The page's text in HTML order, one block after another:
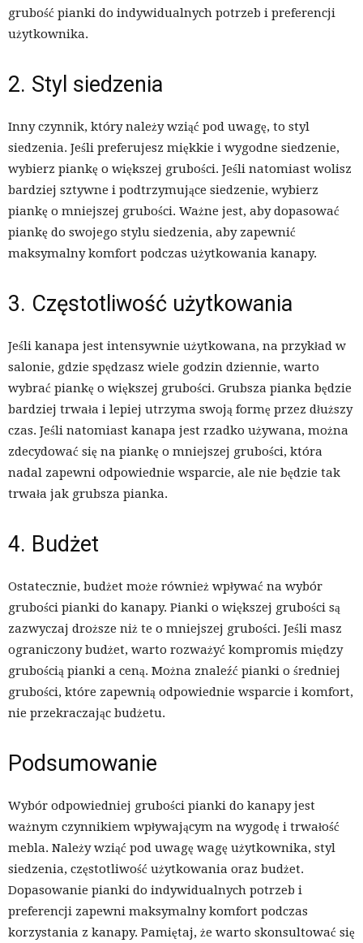
grubość pianki do indywidualnych potrzeb i preferencji
użytkownika.
2. Styl siedzenia
Inny czynnik, który należy wziąć pod uwagę, to styl
siedzenia. Jeśli preferujesz miękkie i wygodne siedzenie,
wybierz piankę o większej grubości. Jeśli natomiast wolisz
bardziej sztywne i podtrzymujące siedzenie, wybierz
piankę o mniejszej grubości. Ważne jest, aby dopasować
piankę do swojego stylu siedzenia, aby zapewnić
maksymalny komfort podczas użytkowania kanapy.
3. Częstotliwość użytkowania
Jeśli kanapa jest intensywnie użytkowana, na przykład w
salonie, gdzie spędzasz wiele godzin dziennie, warto
wybrać piankę o większej grubości. Grubsza pianka będzie
bardziej trwała i lepiej utrzyma swoją formę przez dłuższy
czas. Jeśli natomiast kanapa jest rzadko używana, można
zdecydować się na piankę o mniejszej grubości, która
nadal zapewni odpowiednie wsparcie, ale nie będzie tak
trwała jak grubsza pianka.
4. Budżet
Ostatecznie, budżet może również wpływać na wybór
grubości pianki do kanapy. Pianki o większej grubości są
zazwyczaj droższe niż te o mniejszej grubości. Jeśli masz
ograniczony budżet, warto rozważyć kompromis między
grubością pianki a ceną. Można znaleźć pianki o średniej
grubości, które zapewnią odpowiednie wsparcie i komfort,
nie przekraczając budżetu.
Podsumowanie
Wybór odpowiedniej grubości pianki do kanapy jest
ważnym czynnikiem wpływającym na wygodę i trwałość
mebla. Należy wziąć pod uwagę wagę użytkownika, styl
siedzenia, częstotliwość użytkowania oraz budżet.
Dopasowanie pianki do indywidualnych potrzeb i
preferencji zapewni maksymalny komfort podczas
korzystania z kanapy. Pamiętaj, że warto skonsultować się